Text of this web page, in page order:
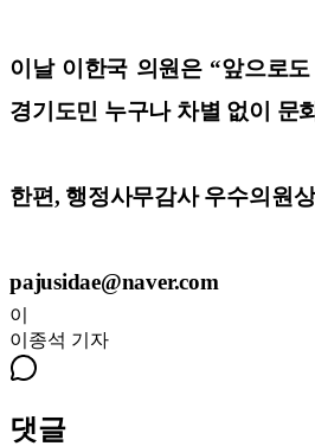
이날 이한국 의원은 “앞으로
경기도민 누구나 차별 없이 문
한편, 행정사무감사 우수의원
pajusidae@naver.com
이
이종석 기자
댓글